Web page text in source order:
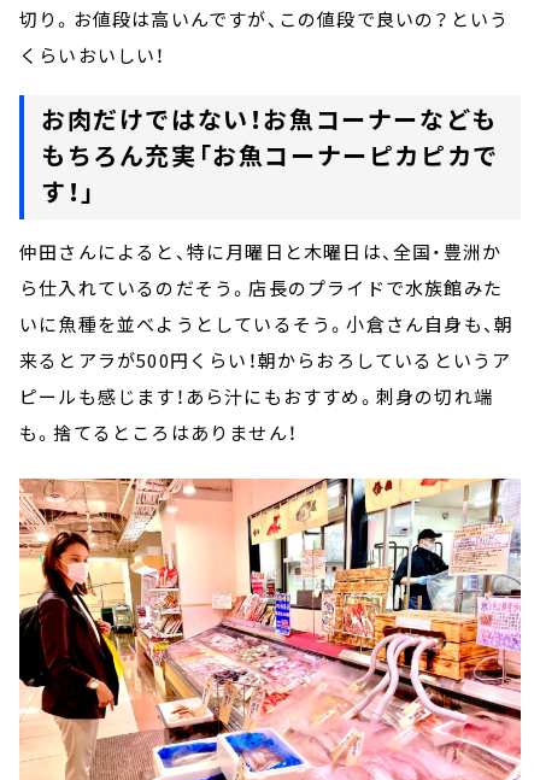
切り。お値段は高いんですが、この値段で良いの？という
くらいおいしい！
お肉だけではない！お魚コーナーなども
もちろん充実「お魚コーナーピカピカで
す！」
仲田さんによると、特に月曜日と木曜日は、全国・豊洲か
ら仕入れているのだそう。店長のプライドで水族館みた
いに魚種を並べようとしているそう。小倉さん自身も、朝
来るとアラが500円くらい！朝からおろしているというア
ピールも感じます！あら汁にもおすすめ。刺身の切れ端
も。捨てるところはありません！